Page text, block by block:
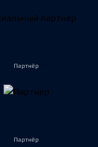
Партнёр
Партнёр